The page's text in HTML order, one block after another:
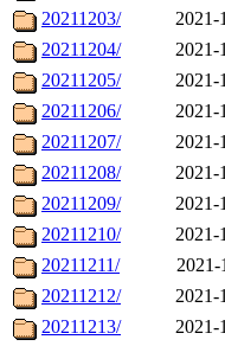
20211203/
2021-
20211204/
2021-
20211205/
2021-
20211206/
2021-
20211207/
2021-
20211208/
2021-
20211209/
2021-
20211210/
2021-
20211211/
2021-
20211212/
2021-
20211213/
2021-